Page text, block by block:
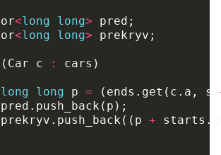
<long long> pred ;
<long long> prekryv ;
( Car c : cars )
long
long p = ( ends . get ( c . a , s
pred . push_back ( p );
prekryv . push_back (( p + starts .